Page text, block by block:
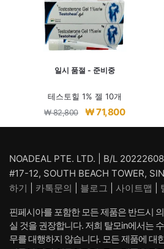
일시 품절 - 준비중
테스토힐 1% 젤 10개
₩82,800
원
래
격:
₩ 82,800.
₩71,800현
재
격:
₩ 71,800.
NOADEAL PTE. LTD. | B/L
#17-12, SOUTH BEACH TOWER,
하기
카톡문의 블로그 사이트맵
핀페시아를 포함한 모든 제품은 반드시
실 것을 권장합니다. 저희 탈모in에서는
무를 대행하지 않습니다. 모든 제품에 대